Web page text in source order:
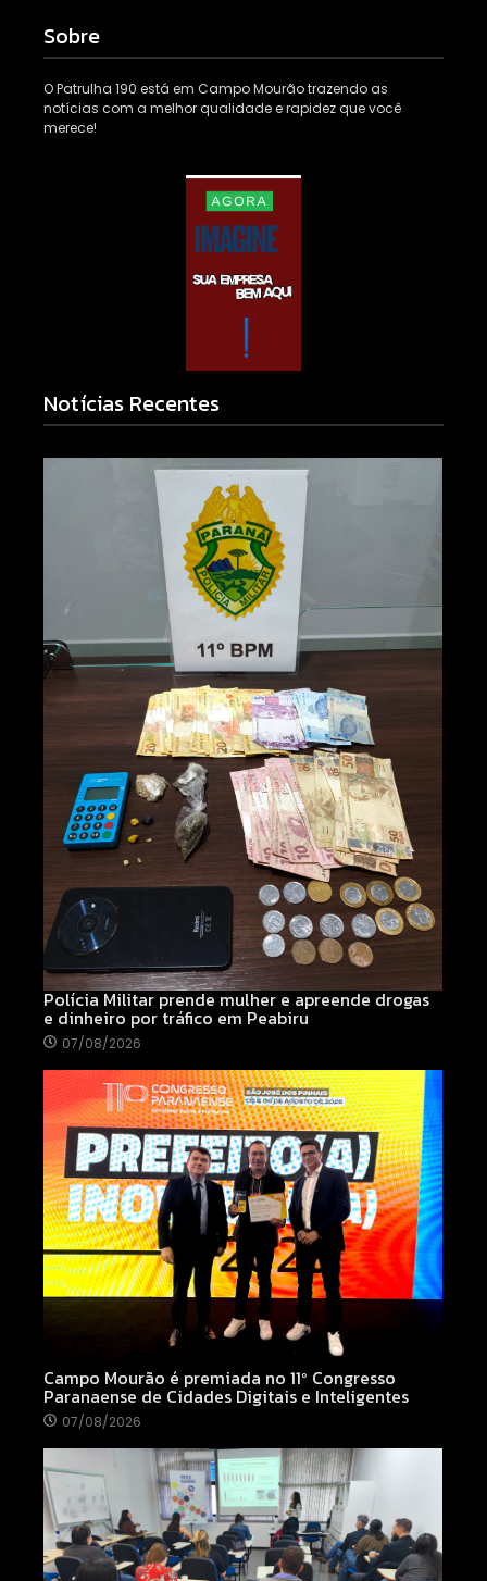
Sobre
O Patrulha 190 está em Campo Mourão trazendo as
notícias com a melhor qualidade e rapidez que você
merece!
Notícias Recentes
Polícia Militar prende mulher e apreende drogas
e dinheiro por tráfico em Peabiru
07/08/2026
Campo Mourão é premiada no 11º Congresso
Paranaense de Cidades Digitais e Inteligentes
07/08/2026